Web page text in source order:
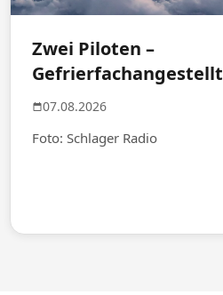
Zwei Piloten –
07.08.2026
Foto: Schlager Radio